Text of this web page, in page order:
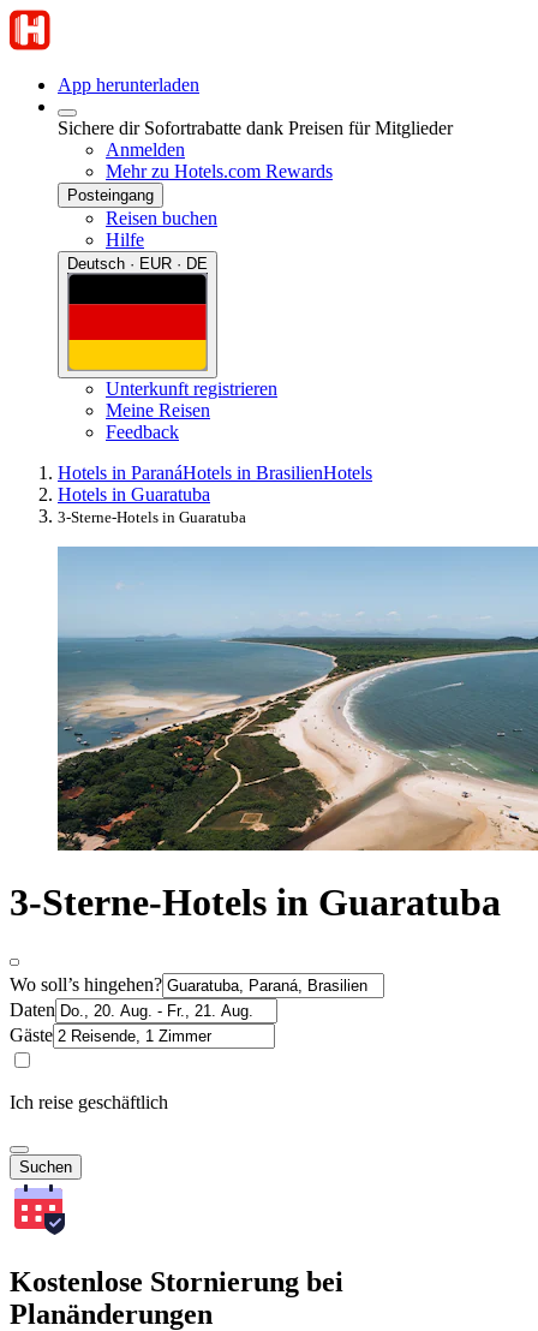
App herunterladen
Sichere dir Sofortrabatte dank Preisen für Mitglieder
Anmelden
Mehr zu Hotels.com Rewards
Posteingang
Reisen buchen
Hilfe
Deutsch · EUR · DE
Unterkunft registrieren
Meine Reisen
Feedback
Hotels in ParanáHotels in BrasilienHotels
Hotels in Guaratuba
3-Sterne-Hotels in Guaratuba
3-Sterne-Hotels in Guaratuba
Wo soll’s hingehen?
Daten
Gäste
Ich reise geschäftlich
Suchen
Kostenlose Stornierung bei
Planänderungen